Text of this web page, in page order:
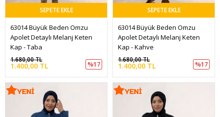
SEPETE EKLE
63014 Büyük Beden Omzu
Apolet Detaylı Melanj Keten
Kap - Taba
1.400,00 TL
1.680,00 TL
%17
SEPETE EKLE
63014 Büyük Beden Omzu
Apolet Detaylı Melanj Keten
Kap - Kahve
1.400,00 TL
1.680,00 TL
%17